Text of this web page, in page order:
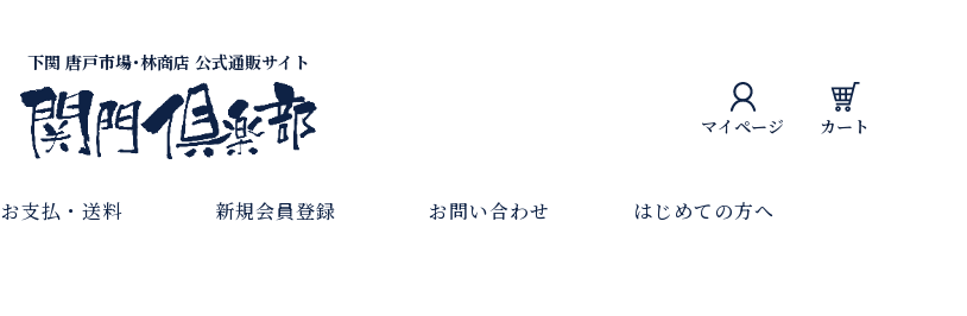
下関 唐戸市場･林商店 公式通販サイト
マイページ カート
お支払・送料 新規会員登録 お問い合わせ はじめての方へ